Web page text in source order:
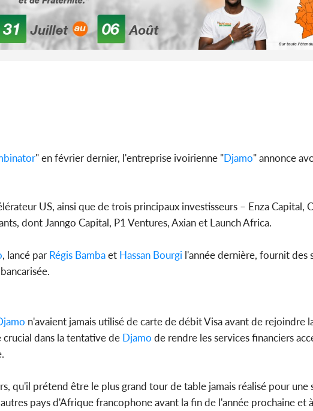
" en février dernier, l'entreprise ivoirienne "Djamo" annonce
US, ainsi que de trois principaux investisseurs – Enza Capital,
dont Janngo Capital, P1 Ventures, Axian et Launch Africa.
, lancé par Régis Bambaet Hassan Bourgi l'année dernière, fournit des
n'avaient jamais utilisé de carte de débit Visa avant de rejoindre
dans la tentative de Djamo de rendre les services financiers
qu'il prétend être le plus grand tour de table jamais réalisé pour une
pays d'Afrique francophone avant la fin de l'année prochaine et
Côte
ayant
2026, le